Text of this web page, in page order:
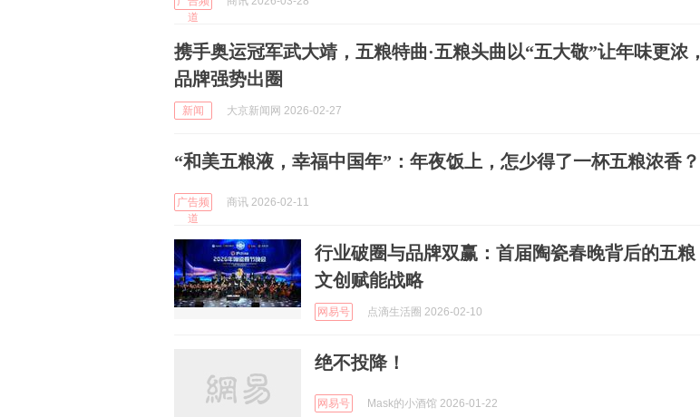
道
携手奥运冠军武大靖，五粮特曲·五粮头曲以“五大敬”让年味更浓，
品牌强势出圈
新闻 大京新闻网 2026-02-27
“和美五粮液，幸福中国年”：年夜饭上，怎少得了一杯五粮浓香？
广告频
道
商讯 2026-02-11
行业破圈与品牌双赢：首届陶瓷春晚背后的五粮
文创赋能战略
网易号 点滴生活圈 2026-02-10
绝不投降！
网易号 Mask的小酒馆 2026-01-22